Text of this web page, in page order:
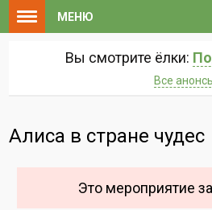
МЕНЮ
Вы смотрите ёлки:
Все
Алиса в стране чудес
Это мероприятие